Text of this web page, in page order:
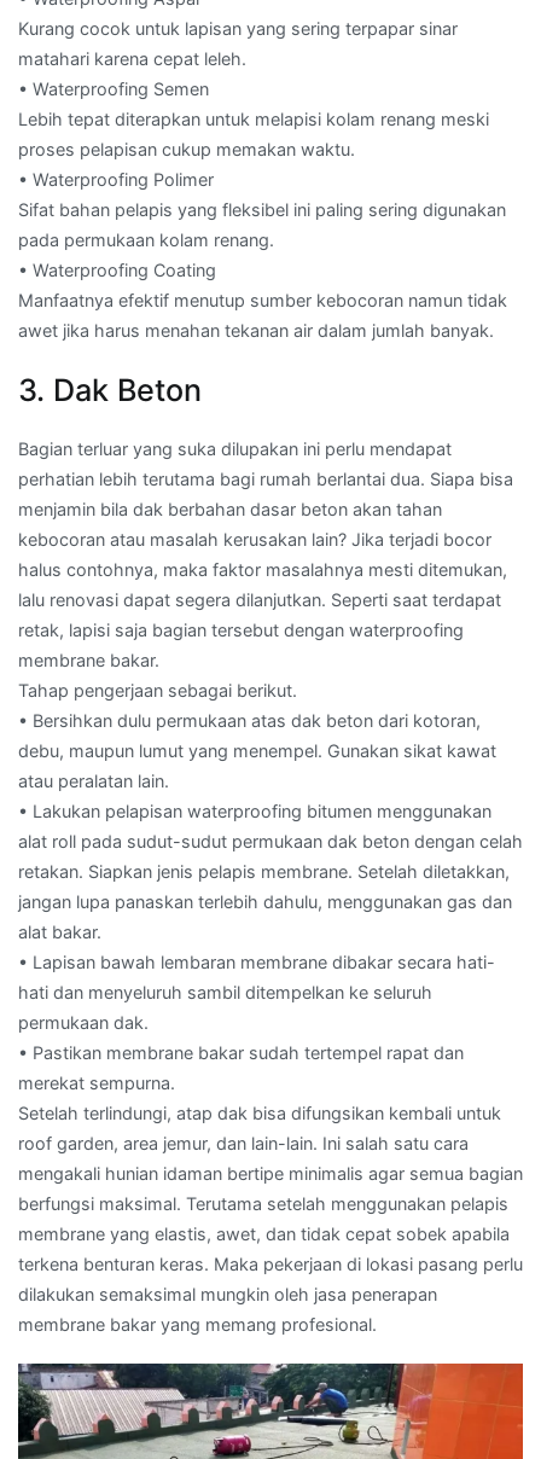
Kurang cocok untuk lapisan yang sering terpapar sinar
matahari karena cepat leleh.
• Waterproofing Semen
Lebih tepat diterapkan untuk melapisi kolam renang meski
proses pelapisan cukup memakan waktu.
• Waterproofing Polimer
Sifat bahan pelapis yang fleksibel ini paling sering digunakan
pada permukaan kolam renang.
• Waterproofing Coating
Manfaatnya efektif menutup sumber kebocoran namun tidak
awet jika harus menahan tekanan air dalam jumlah banyak.
3. Dak Beton
Bagian terluar yang suka dilupakan ini perlu mendapat
perhatian lebih terutama bagi rumah berlantai dua. Siapa bisa
menjamin bila dak berbahan dasar beton akan tahan
kebocoran atau masalah kerusakan lain? Jika terjadi bocor
halus contohnya, maka faktor masalahnya mesti ditemukan,
lalu renovasi dapat segera dilanjutkan. Seperti saat terdapat
retak, lapisi saja bagian tersebut dengan waterproofing
membrane bakar.
Tahap pengerjaan sebagai berikut.
• Bersihkan dulu permukaan atas dak beton dari kotoran,
debu, maupun lumut yang menempel. Gunakan sikat kawat
atau peralatan lain.
• Lakukan pelapisan waterproofing bitumen menggunakan
alat roll pada sudut-sudut permukaan dak beton dengan celah
retakan. Siapkan jenis pelapis membrane. Setelah diletakkan,
jangan lupa panaskan terlebih dahulu, menggunakan gas dan
alat bakar.
• Lapisan bawah lembaran membrane dibakar secara hati-
hati dan menyeluruh sambil ditempelkan ke seluruh
permukaan dak.
• Pastikan membrane bakar sudah tertempel rapat dan
merekat sempurna.
Setelah terlindungi, atap dak bisa difungsikan kembali untuk
roof garden, area jemur, dan lain-lain. Ini salah satu cara
mengakali hunian idaman bertipe minimalis agar semua bagian
berfungsi maksimal. Terutama setelah menggunakan pelapis
membrane yang elastis, awet, dan tidak cepat sobek apabila
terkena benturan keras. Maka pekerjaan di lokasi pasang perlu
dilakukan semaksimal mungkin oleh jasa penerapan
membrane bakar yang memang profesional.